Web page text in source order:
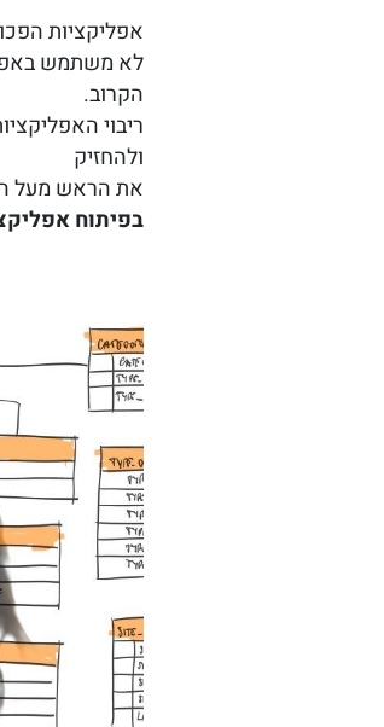
אפליקציות
לא משתמש
הקרוב.
ריבוי
ולהחזיק
את הראש מעל
בפיתוח